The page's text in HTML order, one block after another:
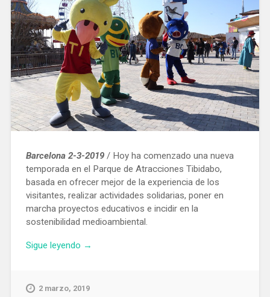
económica»
Barcelona 2-3-2019/ Hoy ha comenzado una nueva
temporada en el Parque de Atracciones Tibidabo,
basada en ofrecer mejor de la experiencia de los
visitantes, realizar actividades solidarias, poner en
marcha proyectos educativos e incidir en la
sostenibilidad medioambiental.
Sigue leyendo «El
nueva
→
2 marzo, 2019